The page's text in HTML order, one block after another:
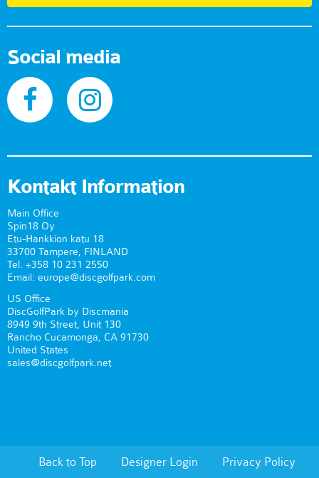
Social media
Kontakt Information
Main Office
Spin18 Oy
Etu-Hankkion katu 18
33700 Tampere, FINLAND
Tel. +358 10 231 2550
Email: europe@discgolfpark.com
US Office
DiscGolfPark by Discmania
8949 9th Street, Unit 130
Rancho Cucamonga, CA 91730
United States
sales@discgolfpark.net
Back to Top Designer Login Privacy Policy